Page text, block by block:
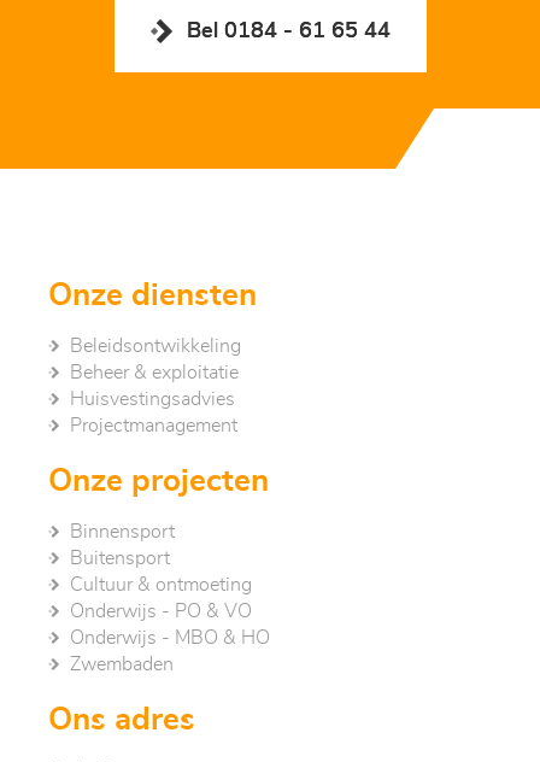
Bel 0184 - 61 65 44
Onze diensten
Beleidsontwikkeling
Beheer & exploitatie
Huisvestingsadvies
Project­management
Onze projecten
Binnensport
Buitensport
Cultuur & ontmoeting
Onderwijs - PO & VO
Onderwijs - MBO & HO
Zwembaden
Ons adres